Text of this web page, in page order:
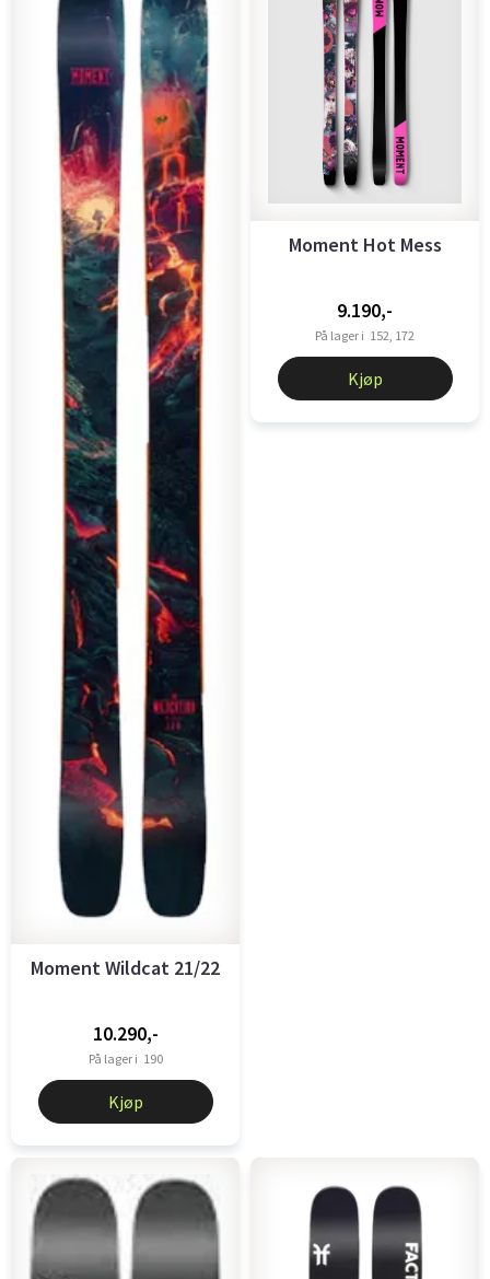
Moment Wildcat 21/22
10.290,-
På lager i 190
Kjøp
Moment Hot Mess
9.190,-
På lager i 152, 172
Kjøp